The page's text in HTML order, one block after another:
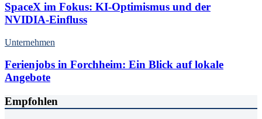
SpaceX im Fokus: KI-Optimismus und der
NVIDIA-Einfluss
Unternehmen
Ferienjobs in Forchheim: Ein Blick auf lokale
Angebote
Empfohlen